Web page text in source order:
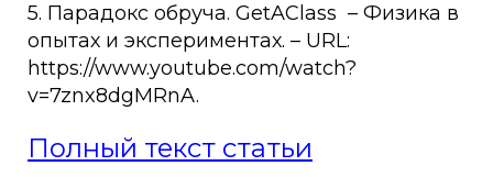
5. Парадокс обруча. GetAClass – Физика в
опытах и экспериментах. – URL:
https://www.youtube.com/watch?
v=7znx8dgMRnA.
Полный текст статьи